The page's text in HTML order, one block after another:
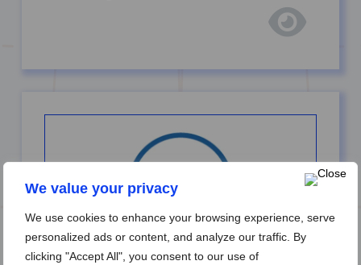
We value your privacy
We use cookies to enhance your browsing experience, serve
personalized ads or content, and analyze our traffic. By
clicking "Accept All", you consent to our use of